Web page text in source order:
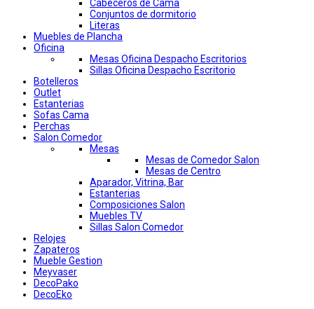
Cabeceros de Cama
Conjuntos de dormitorio
Literas
Muebles de Plancha
Oficina
Mesas Oficina Despacho Escritorios
Sillas Oficina Despacho Escritorio
Botelleros
Outlet
Estanterias
Sofas Cama
Perchas
Salon Comedor
Mesas
Mesas de Comedor Salon
Mesas de Centro
Aparador, Vitrina, Bar
Estanterias
Composiciones Salon
Muebles TV
Sillas Salon Comedor
Relojes
Zapateros
Mueble Gestion
Meyvaser
DecoPako
DecoEko